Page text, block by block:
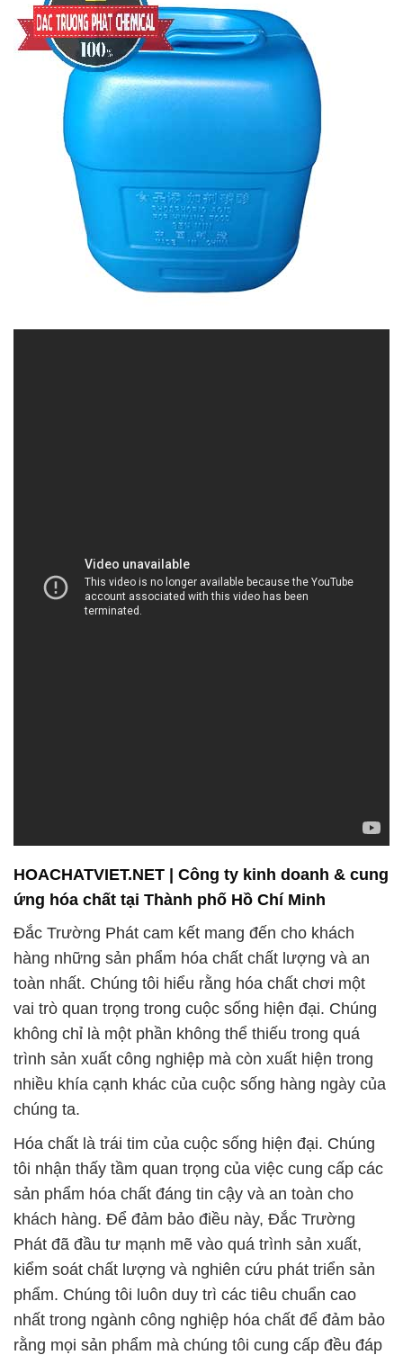
HOACHATVIET.NET | Công ty kinh doanh & cung
ứng hóa chất tại Thành phố Hồ Chí Minh
Đắc Trường Phát cam kết mang đến cho khách
hàng những sản phẩm hóa chất chất lượng và an
toàn nhất. Chúng tôi hiểu rằng hóa chất chơi một
vai trò quan trọng trong cuộc sống hiện đại. Chúng
không chỉ là một phần không thể thiếu trong quá
trình sản xuất công nghiệp mà còn xuất hiện trong
nhiều khía cạnh khác của cuộc sống hàng ngày của
chúng ta.
Hóa chất là trái tim của cuộc sống hiện đại. Chúng
tôi nhận thấy tầm quan trọng của việc cung cấp các
sản phẩm hóa chất đáng tin cậy và an toàn cho
khách hàng. Để đảm bảo điều này, Đắc Trường
Phát đã đầu tư mạnh mẽ vào quá trình sản xuất,
kiểm soát chất lượng và nghiên cứu phát triển sản
phẩm. Chúng tôi luôn duy trì các tiêu chuẩn cao
nhất trong ngành công nghiệp hóa chất để đảm bảo
rằng mọi sản phẩm mà chúng tôi cung cấp đều đáp